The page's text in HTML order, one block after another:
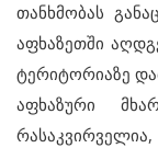
თანხმობას
აფხაზეთში
ტერიტორიაზე
აფხაზური